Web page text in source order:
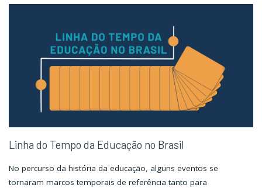
Linha do Tempo da Educação no Brasil
No percurso da história da educação, alguns eventos se
tornaram marcos temporais de referência tanto para